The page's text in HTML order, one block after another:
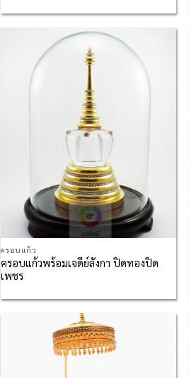
ครอบแก้ว
ครอบแก้วพร้อมเจดีย์ลังกา ปิดทองปิด
เพชร